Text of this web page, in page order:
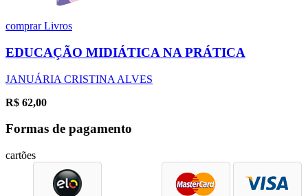
comprarLivros
EDUCAÇÃO MIDIÁTICA NA PRÁTICA
JANUÁRIA CRISTINA ALVES
R$ 62,00
Formas de pagamento
cartões